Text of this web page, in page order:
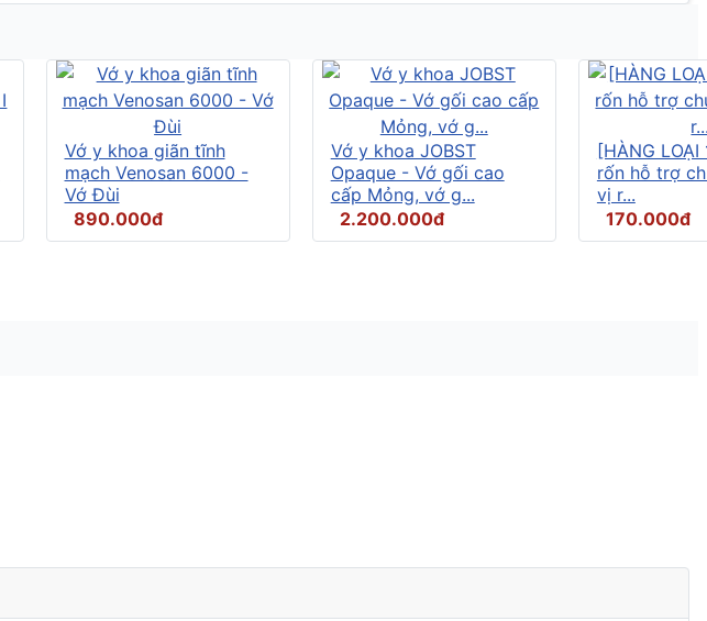
Vớ y khoa giãn tĩnh
mạch Venosan 6000 -
Vớ Đùi
890.000đ
Vớ y khoa JOBST
Opaque - Vớ gối cao
cấp Mỏng, vớ g...
2.200.000đ
[HÀNG
rốn hỗ trợ
vị r...
170.000đ